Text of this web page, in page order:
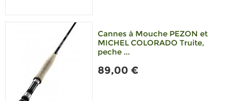
Cannes à Mouche PEZON et
MICHEL COLORADO Truite,
peche ...
89,00 €